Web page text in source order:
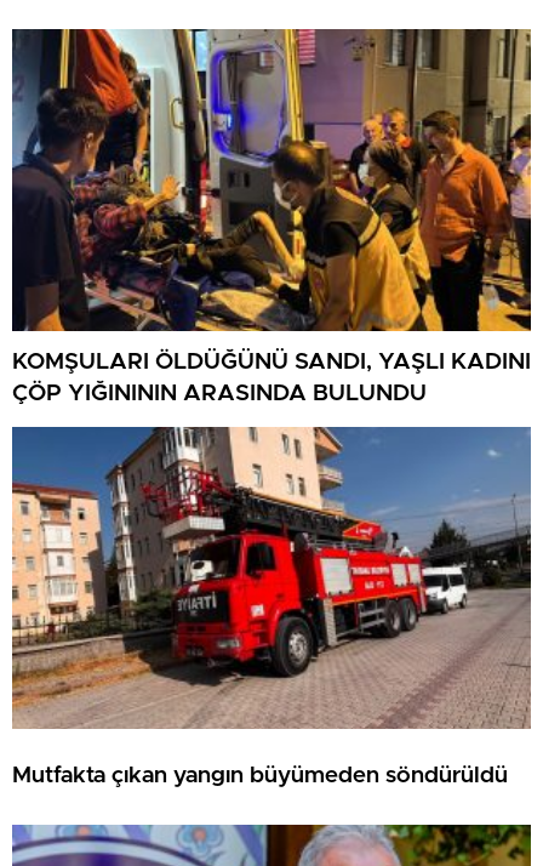
KOMŞULARI ÖLDÜĞÜNÜ SANDI, YAŞLI KADINI
ÇÖP YIĞINININ ARASINDA BULUNDU
Mutfakta çıkan yangın büyümeden söndürüldü